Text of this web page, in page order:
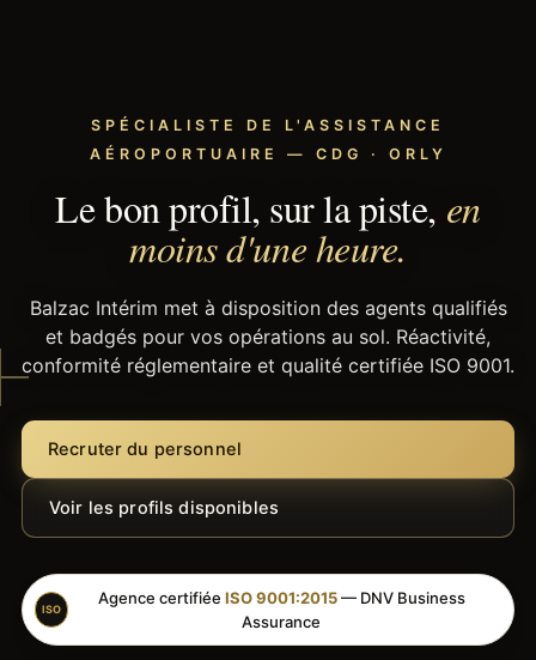
SPÉCIALISTE DE L'ASSISTANCE
AÉROPORTUAIRE — CDG · ORLY
Le bon profil, sur la piste, en
moins d'une heure.
Balzac Intérim met à disposition des agents qualifiés
et badgés pour vos opérations au sol. Réactivité,
conformité réglementaire et qualité certifiée ISO 9001.
Recruter du personnel
Voir les profils disponibles
ISO
Agence certifiée ISO 9001:2015— DNV Business
Assurance